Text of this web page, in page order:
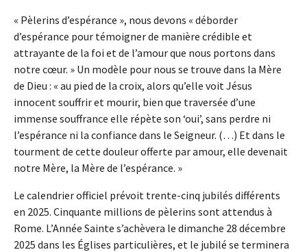
« Pèlerins d’espérance », nous devons « déborder
d’espérance pour témoigner de manière crédible et
attrayante de la foi et de l’amour que nous portons dans
notre cœur. » Un modèle pour nous se trouve dans la Mère
de Dieu : « au pied de la croix, alors qu’elle voit Jésus
innocent souffrir et mourir, bien que traversée d’une
immense souffrance elle répète son ‘oui’, sans perdre ni
l’espérance ni la confiance dans le Seigneur. (…) Et dans le
tourment de cette douleur offerte par amour, elle devenait
notre Mère, la Mère de l’espérance. »
Le calendrier officiel prévoit trente-cinq jubilés différents
en 2025. Cinquante millions de pèlerins sont attendus à
Rome. L’Année Sainte s’achèvera le dimanche 28 décembre
2025 dans les Églises particulières, et le jubilé se terminera